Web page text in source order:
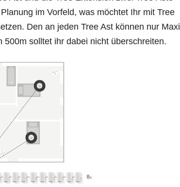
im Vorfeld, was möchtet Ihr mit Tree
Den an jeden Tree Ast können nur
solltet ihr dabei nicht überschreiten.